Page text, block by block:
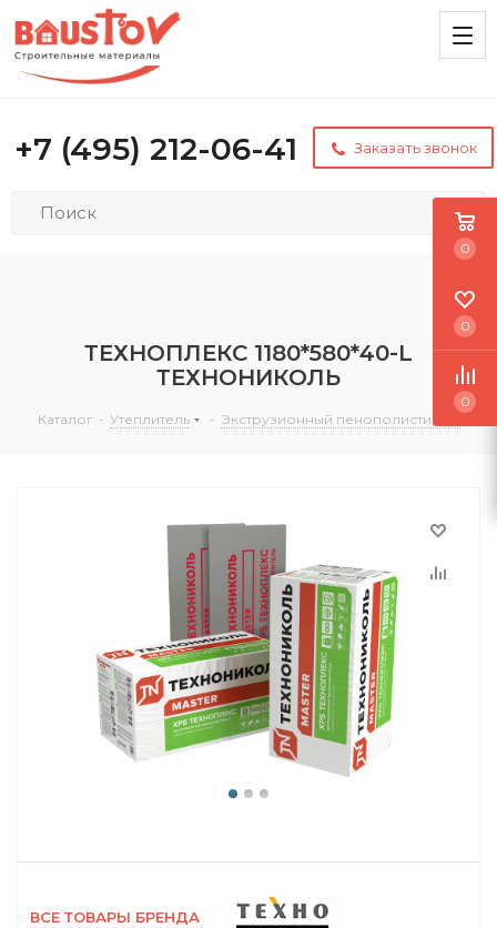
+7 (495) 212-06-41 Заказать звонок
ТЕХНОПЛЕКС 1180*580*40-L
ТЕХНОНИКОЛЬ
Каталог - Утеплитель - Экструзионный пенополистирол
ВСЕ ТОВАРЫ БРЕНДА
0
0
0